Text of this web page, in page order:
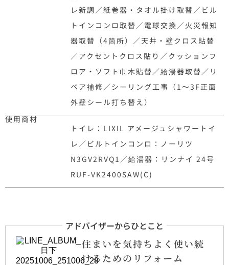
レ新調／紙巻器・タオル掛け取替／ビル
トインコンロ取替／電球交換／火災報知
器取替（4箇所）／天井・壁クロス貼替
／アクセントクロス貼り／クッションフ
ロア・ソフト巾木貼替／給湯器取替／リ
ペア補修／シーリング工事（1～3F正面
外壁シール打ち替え）
使用商材
トイレ：LIXIL アメージュシャワートイ
レ／ビルトインコンロ：ノーリツ
N3GV2RVQ1／給湯器：リンナイ 24号
RUF-VK2400SAW(C)
アドバイザーからひとこと
住まいを気持ちよく使い続
けるためのリフォーム